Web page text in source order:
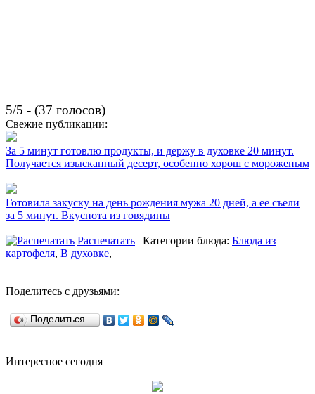
5/5 - (37 голосов)
Свежие публикации:
За 5 минут готовлю продукты, и держу в духовке 20 минут.
Получается изысканный десерт, особенно хорош с мороженым
Готовила закуску на день рождения мужа 20 дней, а ее съели
за 5 минут. Вкуснота из говядины
Распечатать | Категории блюда: Блюда из
картофеля, В духовке,
Поделитесь с друзьями:
Поделиться…
Интересное сегодня